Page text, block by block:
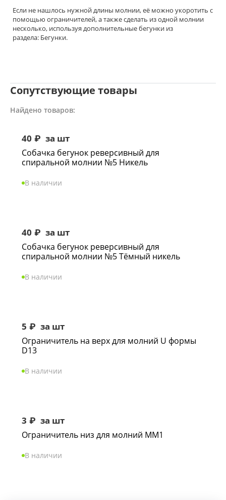
Если не нашлось нужной длины молнии, её можно укоротить с
помощью ограничителей, а также сделать из одной молнии
несколько, используя дополнительные бегунки из
раздела: Бегунки.
Сопутствующие товары
Найдено товаров:
40 ₽ за шт
Собачка бегунок реверсивный для
спиральной молнии №5 Никель
В наличии
40 ₽ за шт
Собачка бегунок реверсивный для
спиральной молнии №5 Тёмный никель
В наличии
5 ₽ за шт
Ограничитель на верх для молний U формы
D13
В наличии
3 ₽ за шт
Ограничитель низ для молний ММ1
В наличии